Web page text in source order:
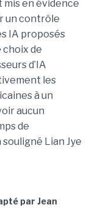
mis en évidence
un contrôle
IA proposés
choix de
d’IA
les
à un
aucun
de
Lian Jye
par Jean